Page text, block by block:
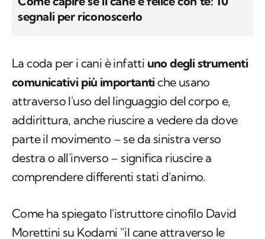
segnali per riconoscerlo
La coda per i cani è infatti uno degli strumenti
comunicativi più importanti che usano
attraverso l'uso del linguaggio del corpo e,
addirittura, anche riuscire a vedere da dove
parte il movimento – se da sinistra verso
destra o all'inverso – significa riuscire a
comprendere differenti stati d'animo.
Come ha spiegato l'istruttore cinofilo David
Morettini su Kodami "il cane attraverso le